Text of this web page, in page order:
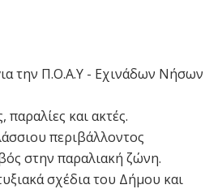
την Π.Ο.Α.Υ - Εχινάδων Νήσων
παραλίες και ακτές.
περιβάλλοντος
στην παραλιακή ζώνη.
σχέδια του Δήμου και